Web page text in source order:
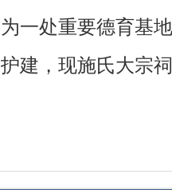
为一处重要德育基
护建，现施氏大宗